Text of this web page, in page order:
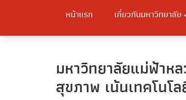
หน้าแรก เกี่ยวกับมหาวิทยาลัย
มหาวิทยาลัยแม่ฟ้า
สุขภาพ เน้นเทคโนโ